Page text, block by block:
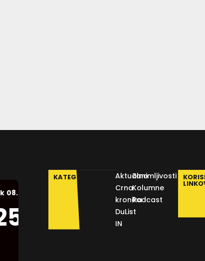
08.08.2026.
Humidity:
KATEGORIJE
Aktualno
Crna
kronika
DuList
IN
Zanimljivosti
Kolumne
Podcast